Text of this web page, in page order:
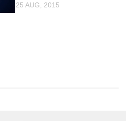
25 AUG, 2015